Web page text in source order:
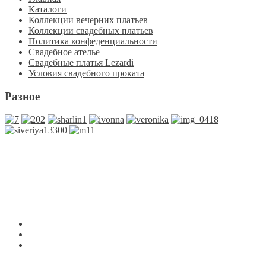
Каталоги
Коллекции вечерних платьев
Коллекции свадебных платьев
Политика конфеденциальности
Свадебное ателье
Свадебные платья Lezardi
Условия свадебного проката
Разное